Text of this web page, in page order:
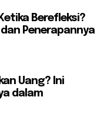
Berefleksi?
Penerapannya
Uang? Ini
dalam